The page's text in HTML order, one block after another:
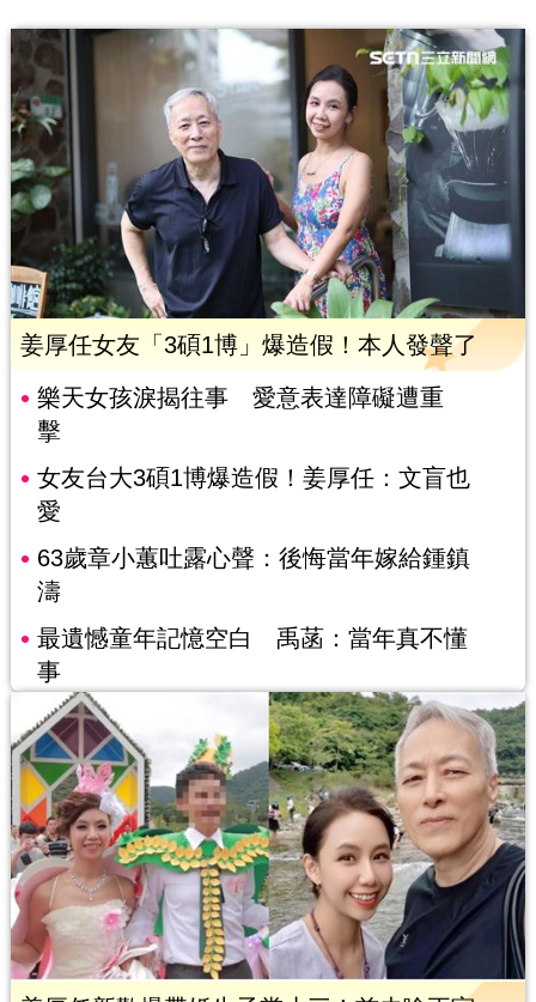
姜厚任女友「3碩1博」爆造假！本人發聲了
樂天女孩淚揭往事 愛意表達障礙遭重
擊
女友台大3碩1博爆造假！姜厚任：文盲也
愛
63歲章小蕙吐露心聲：後悔當年嫁給鍾鎮
濤
最遺憾童年記憶空白 禹菡：當年真不懂
事